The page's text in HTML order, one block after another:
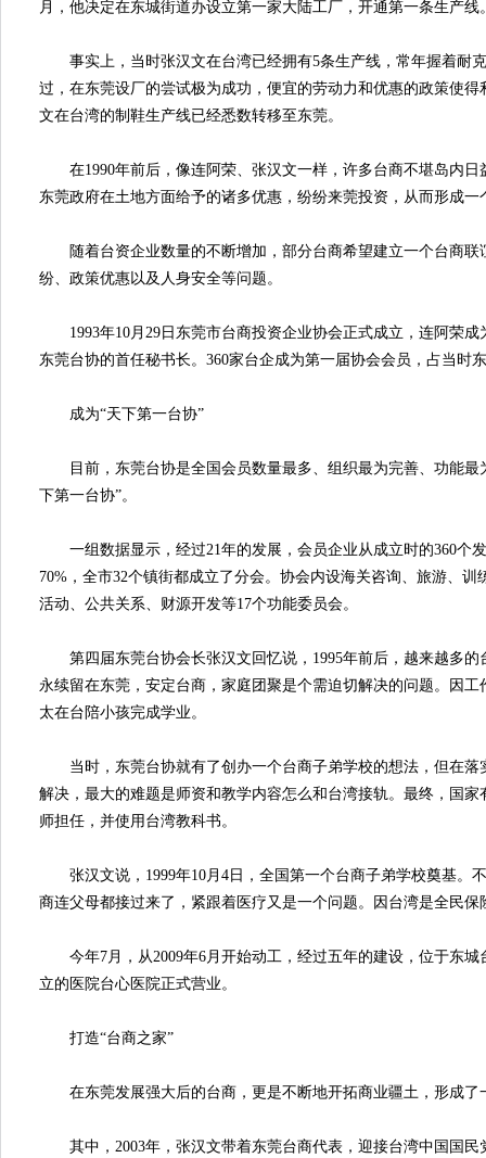
月，他决定在东城街道办设立第一家大陆工厂，开通第一条生产线
事实上，当时张汉文在台湾已经拥有5条生产线，常年握着耐
过，在东莞设厂的尝试极为成功，便宜的劳动力和优惠的政策使得
文在台湾的制鞋生产线已经悉数转移至东莞。
在1990年前后，像连阿荣、张汉文一样，许多台商不堪岛内日
东莞政府在土地方面给予的诸多优惠，纷纷来莞投资，从而形成一
随着台资企业数量的不断增加，部分台商希望建立一个台商联
纷、政策优惠以及人身安全等问题。
1993年10月29日东莞市台商投资企业协会正式成立，连阿荣成
东莞台协的首任秘书长。360家台企成为第一届协会会员，占当时
成为“天下第一台协”
目前，东莞台协是全国会员数量最多、组织最为完善、功能最
下第一台协”。
一组数据显示，经过21年的发展，会员企业从成立时的360个
70%，全市32个镇街都成立了分会。协会内设海关咨询、旅游、
活动、公共关系、财源开发等17个功能委员会。
第四届东莞台协会长张汉文回忆说，1995年前后，越来越多的
永续留在东莞，安定台商，家庭团聚是个需迫切解决的问题。因
太在台陪小孩完成学业。
当时，东莞台协就有了创办一个台商子弟学校的想法，但在落
解决，最大的难题是师资和教学内容怎么和台湾接轨。最终，国
师担任，并使用台湾教科书。
张汉文说，1999年10月4日，全国第一个台商子弟学校奠基。
商连父母都接过来了，紧跟着医疗又是一个问题。因台湾是全民
今年7月，从2009年6月开始动工，经过五年的建设，位于东城
立的医院台心医院正式营业。
打造“台商之家”
在东莞发展强大后的台商，更是不断地开拓商业疆土，形成了
其中，2003年，张汉文带着东莞台商代表，迎接台湾中国国民